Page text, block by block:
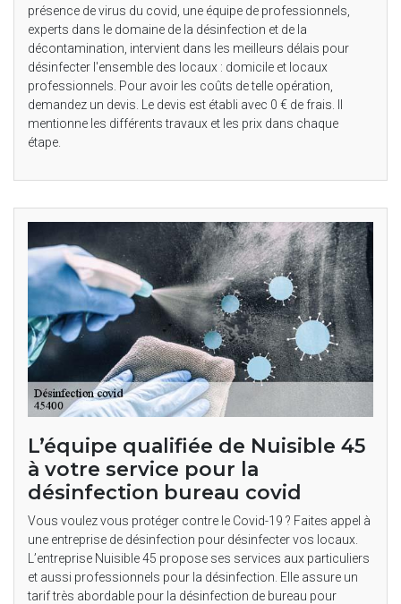
présence de virus du covid, une équipe de professionnels,
experts dans le domaine de la désinfection et de la
décontamination, intervient dans les meilleurs délais pour
désinfecter l'ensemble des locaux : domicile et locaux
professionnels. Pour avoir les coûts de telle opération,
demandez un devis. Le devis est établi avec 0 € de frais. Il
mentionne les différents travaux et les prix dans chaque
étape.
L’équipe qualifiée de Nuisible 45
à votre service pour la
désinfection bureau covid
Vous voulez vous protéger contre le Covid-19 ? Faites appel à
une entreprise de désinfection pour désinfecter vos locaux.
L’entreprise Nuisible 45 propose ses services aux particuliers
et aussi professionnels pour la désinfection. Elle assure un
tarif très abordable pour la désinfection de bureau pour